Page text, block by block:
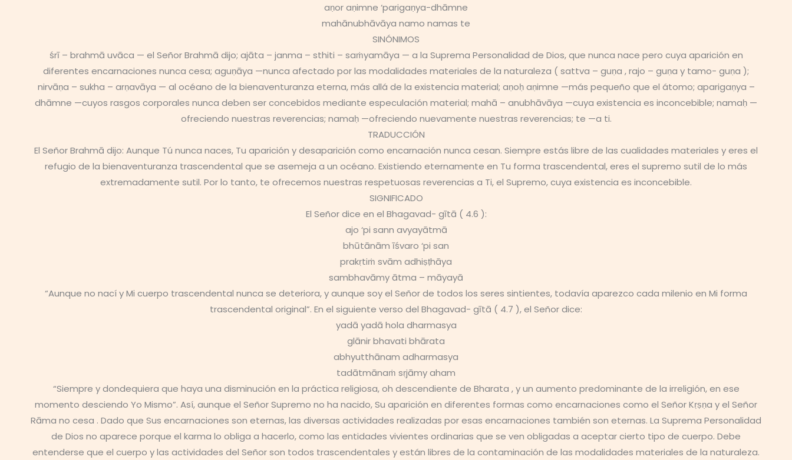
aṇor aṇimne ‘parigaṇya-dhāmne
mahānubhāvāya namo namas te
SINÓNIMOS
śrī – brahmā uvāca — el Señor Brahmā dijo; ajāta – janma – sthiti – saṁyamāya — a la Suprema Personalidad de Dios, que nunca nace pero cuya aparición en
diferentes encarnaciones nunca cesa; aguṇāya —nunca afectado por las modalidades materiales de la naturaleza ( sattva – guṇa , rajo – guṇa y tamo- guṇa );
nirvāṇa – sukha – arṇavāya — al océano de la bienaventuranza eterna, más allá de la existencia material; aṇoḥ aṇimne —más pequeño que el átomo; aparigaṇya –
dhāmne —cuyos rasgos corporales nunca deben ser concebidos mediante especulación material; mahā – anubhāvāya —cuya existencia es inconcebible; namaḥ —
ofreciendo nuestras reverencias; namaḥ —ofreciendo nuevamente nuestras reverencias; te —a ti.
TRADUCCIÓN
El Señor Brahmā dijo: Aunque Tú nunca naces, Tu aparición y desaparición como encarnación nunca cesan. Siempre estás libre de las cualidades materiales y eres el
refugio de la bienaventuranza trascendental que se asemeja a un océano. Existiendo eternamente en Tu forma trascendental, eres el supremo sutil de lo más
extremadamente sutil. Por lo tanto, te ofrecemos nuestras respetuosas reverencias a Ti, el Supremo, cuya existencia es inconcebible.
SIGNIFICADO
El Señor dice en el Bhagavad- gītā ( 4.6 ):
ajo ‘pi sann avyayātmā
bhūtānām īśvaro ‘pi san
prakṛtiṁ svām adhiṣṭhāya
sambhavāmy ātma – māyayā
“Aunque no nací y Mi cuerpo trascendental nunca se deteriora, y aunque soy el Señor de todos los seres sintientes, todavía aparezco cada milenio en Mi forma
trascendental original”. En el siguiente verso del Bhagavad- gītā ( 4.7 ), el Señor dice:
yadā yadā hola dharmasya
glānir bhavati bhārata
abhyutthānam adharmasya
tadātmānaṁ sṛjāmy aham
“Siempre y dondequiera que haya una disminución en la práctica religiosa, oh descendiente de Bharata , y un aumento predominante de la irreligión, en ese
momento desciendo Yo Mismo”. Así, aunque el Señor Supremo no ha nacido, Su aparición en diferentes formas como encarnaciones como el Señor Kṛṣṇa y el Señor
Rāma no cesa . Dado que Sus encarnaciones son eternas, las diversas actividades realizadas por esas encarnaciones también son eternas. La Suprema Personalidad
de Dios no aparece porque el karma lo obliga a hacerlo, como las entidades vivientes ordinarias que se ven obligadas a aceptar cierto tipo de cuerpo. Debe
entenderse que el cuerpo y las actividades del Señor son todos trascendentales y están libres de la contaminación de las modalidades materiales de la naturaleza.